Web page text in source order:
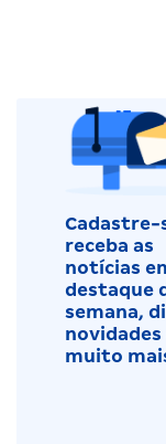
Cadastre-
receba as
notícias
destaque
semana,
novidades
muito